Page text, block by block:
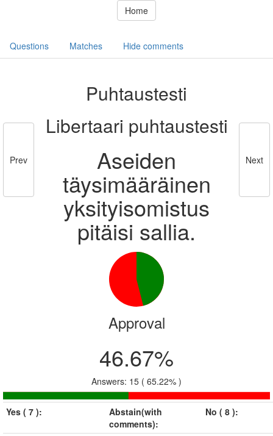
Home
Questions Matches Hide comments
Prev
Puhtaustesti
Libertaari puhtaustesti
Aseiden
täysimääräinen
yksityisomistus
pitäisi sallia.
Next
Approval
46.67%
Answers: 15 ( 65.22% )
Yes ( 7 ):
Abstain(with
comments):
No ( 8 ):